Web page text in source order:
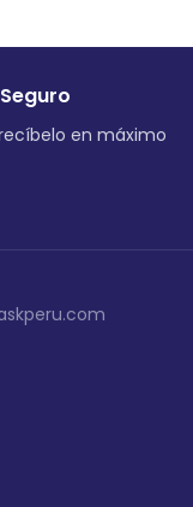
en máximo